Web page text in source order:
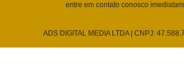
entre em contato conosco
ADS DIGITAL MEDIA LTDA | CNPJ: